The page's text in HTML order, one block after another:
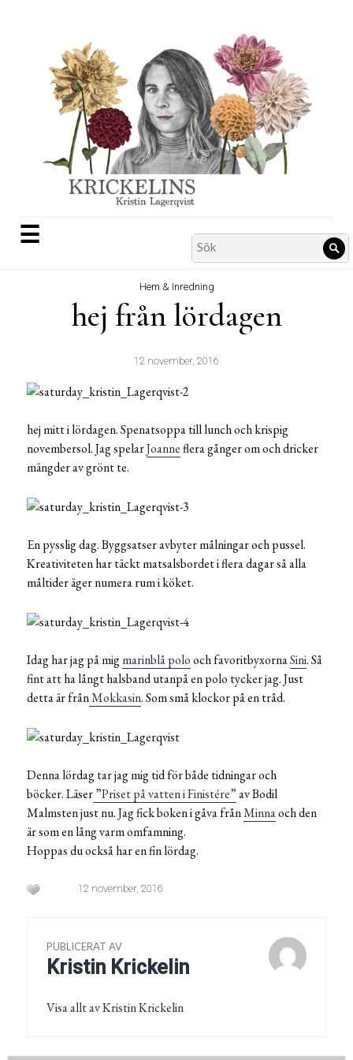
☰
Search
for:
Hem & Inredning
hej från lördagen
12 november, 2016
hej mitt i lördagen. Spenatsoppa till lunch och krispig
novembersol. Jag spelarJoanneflera gånger om och dricker
mängder av grönt te.
En pysslig dag. Byggsatser avbyter målningar och pussel.
Kreativiteten har täckt matsalsbordet i flera dagar så alla
måltider äger numera rum i köket.
Idag har jag på migmarinblå polooch favoritbyxornaSini. Så
fint att ha långt halsband utanpå en polo tycker jag. Just
detta är frånMokkasin. Som små klockor på en tråd.
Denna lördag tar jag mig tid för både tidningar och
böcker. Läser”Priset på vatten i Finistére”av Bodil
Malmsten just nu. Jag fick boken i gåva frånMinnaoch den
är som en lång varm omfamning.
Hoppas du också har en fin lördag.
12 november, 2016
PUBLICERAT AV
Kristin Krickelin
Visa allt av Kristin Krickelin